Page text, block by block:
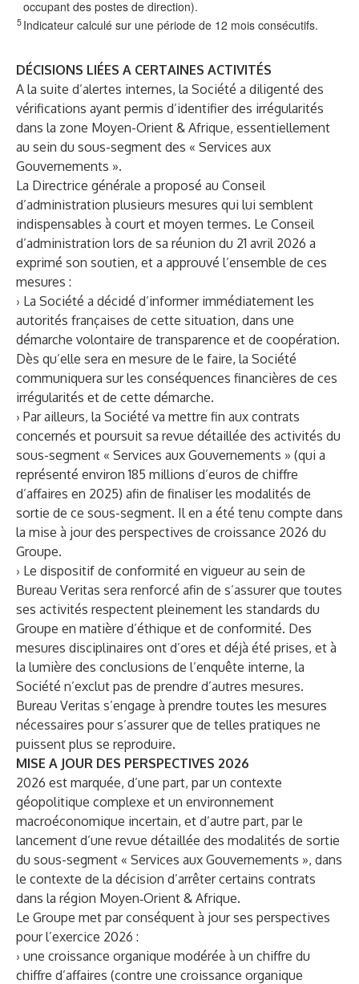
occupant des postes de direction).
5 Indicateur calculé sur une période de 12 mois consécutifs.
DÉCISIONS LIÉES A CERTAINES ACTIVITÉS
A la suite d’alertes internes, la Société a diligenté des
vérifications ayant permis d’identifier des irrégularités
dans la zone Moyen-Orient & Afrique, essentiellement
au sein du sous-segment des « Services aux
Gouvernements ».
La Directrice générale a proposé au Conseil
d’administration plusieurs mesures qui lui semblent
indispensables à court et moyen termes. Le Conseil
d’administration lors de sa réunion du 21 avril 2026 a
exprimé son soutien, et a approuvé l’ensemble de ces
mesures :
› La Société a décidé d’informer immédiatement les
autorités françaises de cette situation, dans une
démarche volontaire de transparence et de coopération.
Dès qu’elle sera en mesure de le faire, la Société
communiquera sur les conséquences financières de ces
irrégularités et de cette démarche.
› Par ailleurs, la Société va mettre fin aux contrats
concernés et poursuit sa revue détaillée des activités du
sous-segment « Services aux Gouvernements » (qui a
représenté environ 185 millions d’euros de chiffre
d’affaires en 2025) afin de finaliser les modalités de
sortie de ce sous-segment. Il en a été tenu compte dans
la mise à jour des perspectives de croissance 2026 du
Groupe.
› Le dispositif de conformité en vigueur au sein de
Bureau Veritas sera renforcé afin de s’assurer que toutes
ses activités respectent pleinement les standards du
Groupe en matière d’éthique et de conformité. Des
mesures disciplinaires ont d’ores et déjà été prises, et à
la lumière des conclusions de l’enquête interne, la
Société n’exclut pas de prendre d’autres mesures.
Bureau Veritas s’engage à prendre toutes les mesures
nécessaires pour s’assurer que de telles pratiques ne
puissent plus se reproduire.
MISE A JOUR DES PERSPECTIVES 2026
2026 est marquée, d’une part, par un contexte
géopolitique complexe et un environnement
macroéconomique incertain, et d’autre part, par le
lancement d’une revue détaillée des modalités de sortie
du sous-segment « Services aux Gouvernements », dans
le contexte de la décision d’arrêter certains contrats
dans la région Moyen‑Orient & Afrique.
Le Groupe met par conséquent à jour ses perspectives
pour l’exercice 2026 :
› une croissance organique modérée à un chiffre du
chiffre d’affaires (contre une croissance organique